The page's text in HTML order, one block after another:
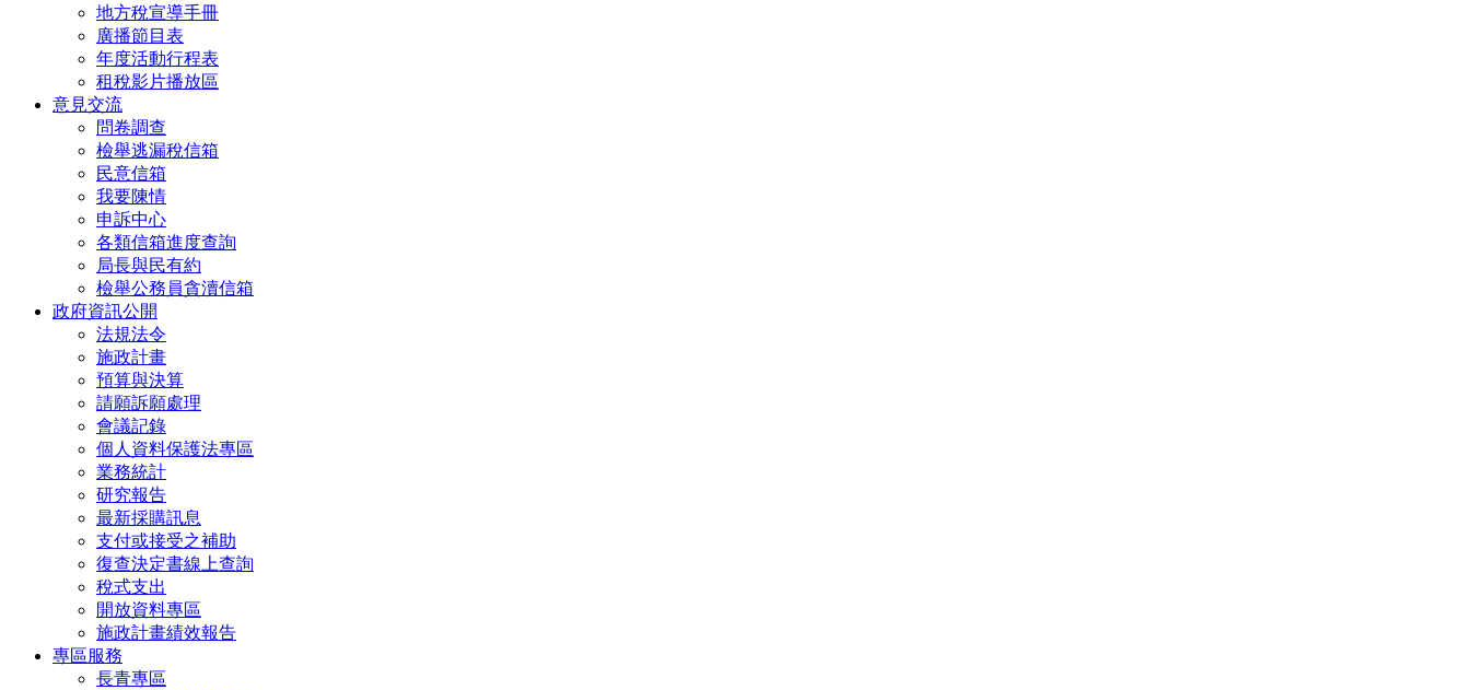
地方稅宣導手冊
廣播節目表
年度活動行程表
租稅影片播放區
意見交流
問卷調查
檢舉逃漏稅信箱
民意信箱
我要陳情
申訴中心
各類信箱進度查詢
局長與民有約
檢舉公務員貪瀆信箱
政府資訊公開
法規法令
施政計畫
預算與決算
請願訴願處理
會議記錄
個人資料保護法專區
業務統計
研究報告
最新採購訊息
支付或接受之補助
復查決定書線上查詢
稅式支出
開放資料專區
施政計畫績效報告
專區服務
長青專區